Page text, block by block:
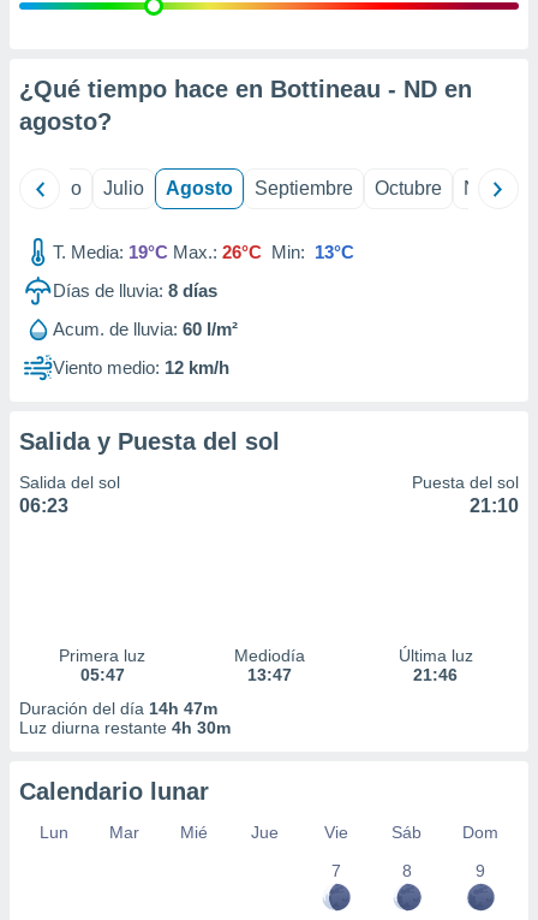
e
mediante
de
1199
¿Qué tiempo hace en Bottineau - ND en
agosto?
Junio Julio Agosto Septiembre Octubre
T. Media: 19°C Max.: 26°C Min: 13°C
Días de lluvia: 8 días
Acum. de lluvia: 60 l/m²
Viento medio: 12 km/h
Salida y Puesta del sol
Salida del sol
06:23
Puesta del sol
21:10
Primera luz
05:47
Mediodía
13:47
Última luz
21:46
Duración del día 14h 47m
Luz diurna restante 4h 30m
Calendario lunar
Lun Mar Mié Jue Vie Sáb
Dom
7
8 9